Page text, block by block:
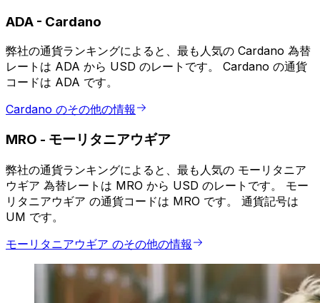
ADA - Cardano
弊社の通貨ランキングによると、最も人気の Cardano 為替
レートは ADA から USD のレートです。 Cardano の通貨
コードは ADA です。
Cardano のその他の情報
MRO - モーリタニアウギア
弊社の通貨ランキングによると、最も人気の モーリタニア
ウギア 為替レートは MRO から USD のレートです。 モー
リタニアウギア の通貨コードは MRO です。 通貨記号は
UM です。
モーリタニアウギア のその他の情報